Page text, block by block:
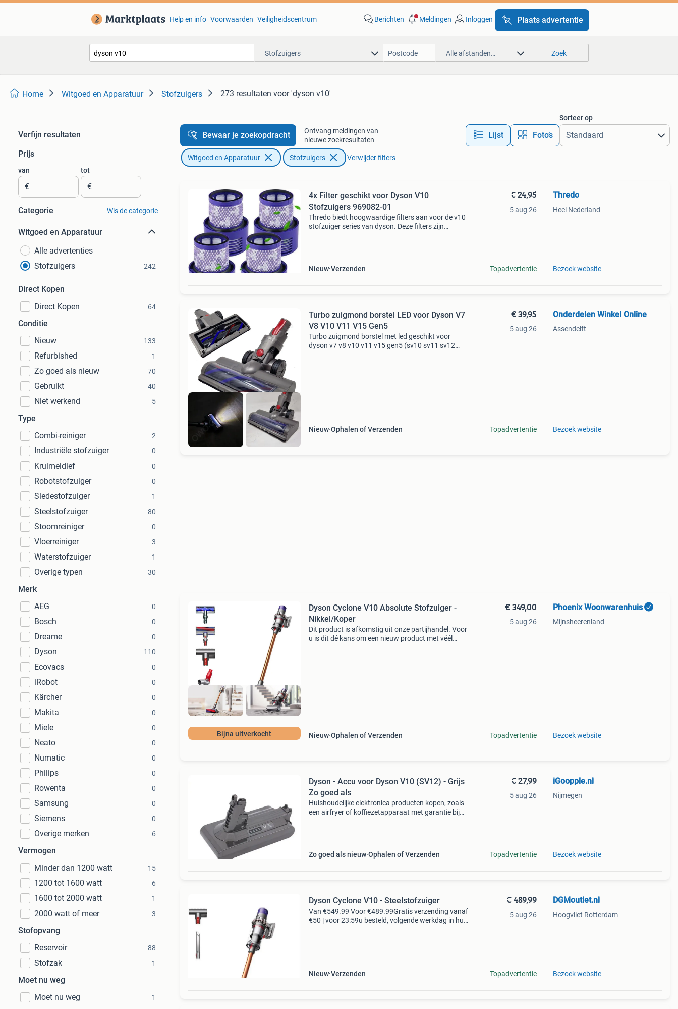
Help en info Voorwaarden Veiligheidscentrum Berichten Meldingen Inloggen Plaats advertentie
Stofzuigers Alle afstanden… Zoek
Home Witgoed en Apparatuur Stofzuigers 273 resultaten voor 'dyson v10'
Verfijn resultaten
Prijs
van
€
tot
€
Categorie Wis de categorie
Witgoed en Apparatuur
Alle advertenties
Stofzuigers
242
Direct Kopen
Direct Kopen
64
Conditie
Nieuw
133
Refurbished 1
Zo goed als nieuw 70
Gebruikt 40
Niet werkend 5
Type
Combi-reiniger
2
Industriële stofzuiger 0
Kruimeldief 0
Robotstofzuiger 0
Sledestofzuiger 1
Steelstofzuiger 80
Stoomreiniger 0
Vloerreiniger 3
Waterstofzuiger 1
Overige typen 30
Merk
AEG
0
Bosch 0
Dreame 0
Dyson 110
Ecovacs 0
iRobot 0
Kärcher 0
Makita 0
Miele 0
Neato 0
Numatic 0
Philips 0
Rowenta 0
Samsung 0
Siemens 0
Overige merken 6
Vermogen
Minder dan 1200 watt
15
1200 tot 1600 watt 6
1600 tot 2000 watt 1
2000 watt of meer 3
Stofopvang
Reservoir
88
Stofzak 1
Moet nu weg
Moet nu weg
1
Bewaar je zoekopdracht
Ontvang meldingen van
nieuwe zoekresultaten
Lijst Foto’s
Sorteer op
Witgoed en Apparatuur Stofzuigers Verwijder filters
4x Filter geschikt voor Dyson V10
Stofzuigers 969082-01
Thredo biedt hoogwaardige filters aan voor de v10
stofzuiger series van dyson. Deze filters zijn
Nieuw Verzenden
€ 24,95
5 aug 26
Topadvertentie
Thredo
Heel Nederland
Bezoek website
Turbo zuigmond borstel LED voor Dyson V7
V8 V10 V11 V15 Gen5
Turbo zuigmond borstel met led geschikt voor
dyson v7 v8 v10 v11 v15 gen5 (sv10 sv11 sv12
Nieuw Ophalen of Verzenden
€ 39,95
5 aug 26
Topadvertentie
Onderdelen Winkel Online
Assendelft
Bezoek website
Bijna uitverkocht
Dyson Cyclone V10 Absolute Stofzuiger -
Nikkel/Koper
Dit product is afkomstig uit onze partijhandel. Voor
u is dit dé kans om een nieuw product met véél
Nieuw Ophalen of Verzenden
€ 349,00
5 aug 26
Topadvertentie
Phoenix Woonwarenhuis
Mijnsheerenland
Bezoek website
Dyson - Accu voor Dyson V10 (SV12) - Grijs
Zo goed als
Huishoudelijke elektronica producten kopen, zoals
een airfryer of koffiezetapparaat met garantie bij
Zo goed als nieuw Ophalen of Verzenden
€ 27,99
5 aug 26
Topadvertentie
iGoopple.nl
Nijmegen
Bezoek website
Dyson Cyclone V10 - Steelstofzuiger
Van €549.99 Voor €489.99Gratis verzending vanaf
€50 | voor 23:59u besteld, volgende werkdag in huis
Nieuw Verzenden
€ 489,99
5 aug 26
Topadvertentie
DGMoutlet.nl
Hoogvliet Rotterdam
Bezoek website